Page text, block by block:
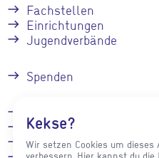
Fachstellen
Einrichtungen
Jugendverbände
Spenden
Stellenangebote
Presse